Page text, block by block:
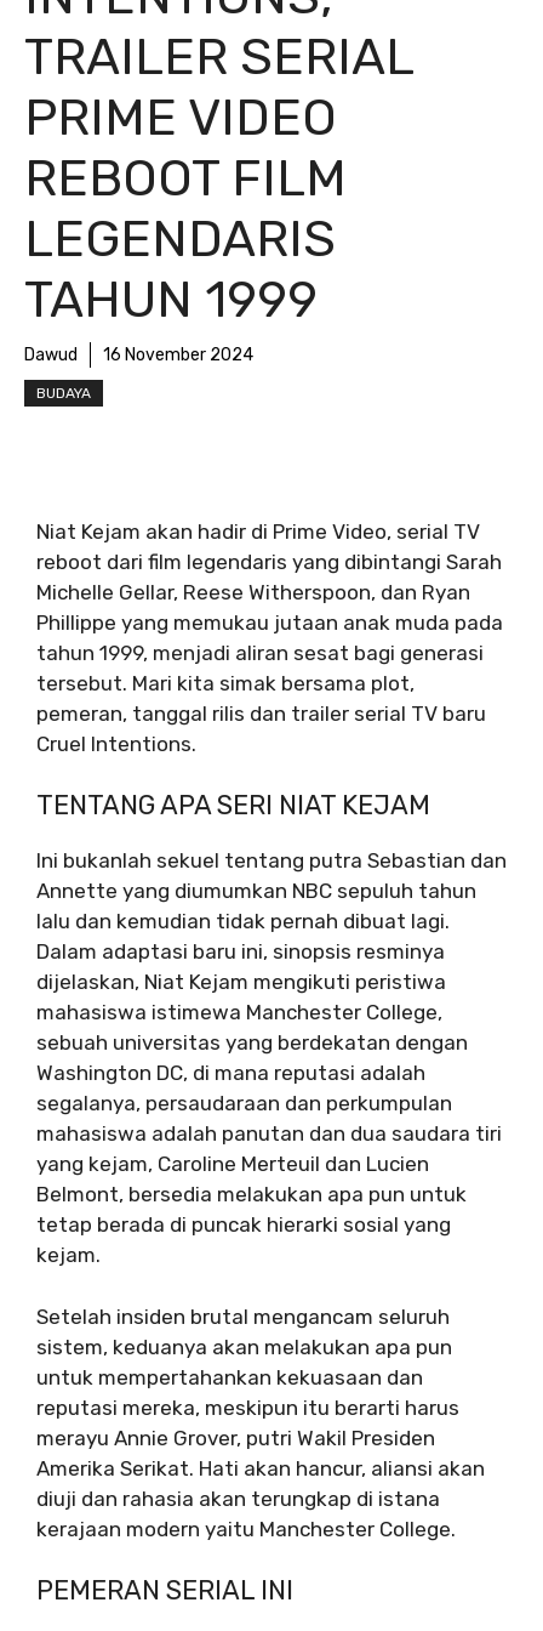
TRAILER SERIAL
PRIME VIDEO
REBOOT FILM
LEGENDARIS
TAHUN 1999
Dawud 16 November 2024
BUDAYA
Niat Kejam akan hadir di Prime Video, serial TV
reboot dari film legendaris yang dibintangi Sarah
Michelle Gellar, Reese Witherspoon, dan Ryan
Phillippe yang memukau jutaan anak muda pada
tahun 1999, menjadi aliran sesat bagi generasi
tersebut. Mari kita simak bersama plot,
pemeran, tanggal rilis dan trailer serial TV baru
Cruel Intentions.
TENTANG APA SERI NIAT KEJAM
Ini bukanlah sekuel tentang putra Sebastian dan
Annette yang diumumkan NBC sepuluh tahun
lalu dan kemudian tidak pernah dibuat lagi.
Dalam adaptasi baru ini, sinopsis resminya
dijelaskan, Niat Kejam mengikuti peristiwa
mahasiswa istimewa Manchester College,
sebuah universitas yang berdekatan dengan
Washington DC, di mana reputasi adalah
segalanya, persaudaraan dan perkumpulan
mahasiswa adalah panutan dan dua saudara tiri
yang kejam, Caroline Merteuil dan Lucien
Belmont, bersedia melakukan apa pun untuk
tetap berada di puncak hierarki sosial yang
kejam.
Setelah insiden brutal mengancam seluruh
sistem, keduanya akan melakukan apa pun
untuk mempertahankan kekuasaan dan
reputasi mereka, meskipun itu berarti harus
merayu Annie Grover, putri Wakil Presiden
Amerika Serikat. Hati akan hancur, aliansi akan
diuji dan rahasia akan terungkap di istana
kerajaan modern yaitu Manchester College.
PEMERAN SERIAL INI